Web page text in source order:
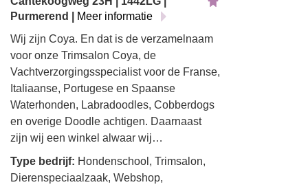
Purmerend |
Meer informatie
Wij zijn Coya. En dat is de verzamelnaam
voor onze Trimsalon Coya, de
Vachtverzorgingsspecialist voor de Franse,
Italiaanse, Portugese en Spaanse
Waterhonden, Labradoodles, Cobberdogs
en overige Doodle achtigen. Daarnaast
zijn wij een winkel alwaar wij…
Type bedrijf: Hondenschool, Trimsalon,
Dierenspeciaalzaak, Webshop,